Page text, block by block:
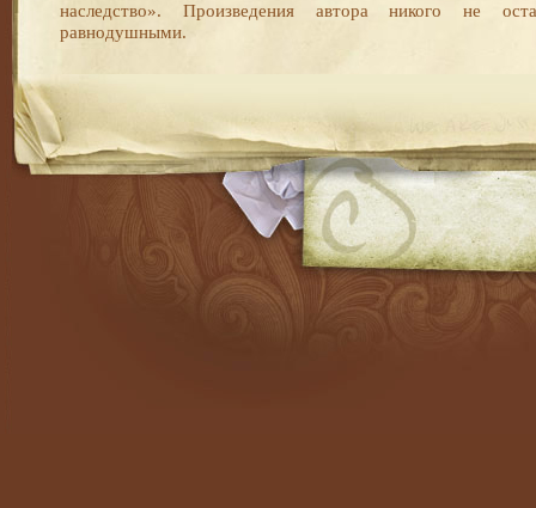
наследство». Произведения автора никого не
равнодушными.
RSS